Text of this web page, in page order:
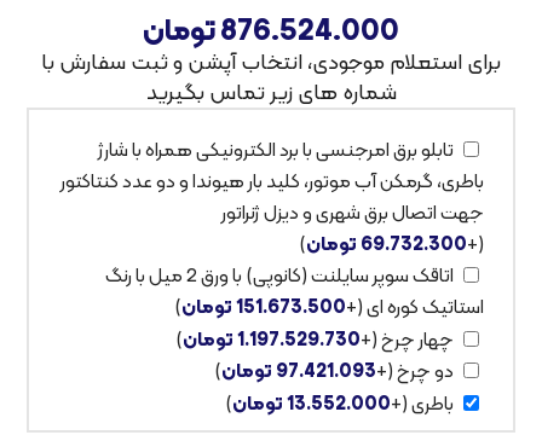
876.524.000تومان
برای استعلام موجودی، انتخاب آپشن و ثبت سفارش با
شماره های زیر تماس بگیرید
تابلو برق امرجنسی با برد الکترونیکی همراه با شارژ
باطری، گرمکن آب موتور، کلید بار هیوندا و دو عدد کنتاکتور
جهت اتصال برق شهری و دیزل ژنراتور
(+
69.732.300تومان)
اتاقک سوپر سایلنت (کانوپی) با ورق 2 میل با رنگ
استاتیک کوره ای(+
151.673.500تومان)
چهار چرخ(+
1.197.529.730تومان)
دو چرخ(+
97.421.093تومان)
باطری(+
13.552.000تومان)